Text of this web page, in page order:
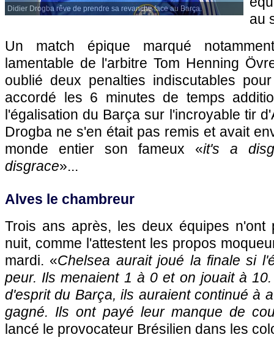
Didier Drogba rêve de prendre sa revanche face au Barça.
au
Un match épique marqué
lamentable de l'arbitre Tom Henning
oublié deux penalties indiscutables
accordé les 6 minutes de temps
l'égalisation du Barça sur l'incroyable tir
Drogba ne s'en était pas remis et avait
monde entier son fameux «it's a
disgrace»...
Alves le chambreur
Trois ans après, les deux équipes n'ont
nuit, comme l'attestent les propos
mardi. «Chelsea aurait joué la finale si
peur. Ils menaient 1 à 0 et on jouait à
d'esprit du Barça, ils auraient continué à
gagné. Ils ont payé leur manque de
lancé le provocateur Brésilien dans les